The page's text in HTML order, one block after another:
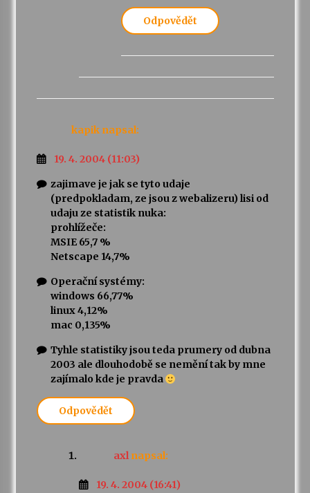
Odpovědět
kapik napsal:
19. 4. 2004 (11:03)
zajimave je jak se tyto udaje
(predpokladam, ze jsou z webalizeru) lisi od
udaju ze statistik nuka:
prohlížeče:
MSIE 65,7 %
Netscape 14,7%
Operační systémy:
windows 66,77%
linux 4,12%
mac 0,135%
Tyhle statistiky jsou teda prumery od dubna
2003 ale dlouhodobě se nemění tak by mne
zajímalo kde je pravda
Odpovědět
axl napsal:
19. 4. 2004 (16:41)